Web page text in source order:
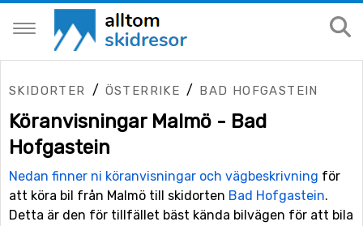
SKIDORTER / ÖSTERRIKE / BAD HOFGASTEIN
Köranvisningar Malmö - Bad
Hofgastein
Nedan finner ni köranvisningar och vägbeskrivning för
att köra bil från Malmö till skidorten Bad Hofgastein.
Detta är den för tillfället bäst kända bilvägen för att bila